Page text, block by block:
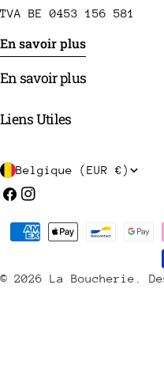
TVA BE 0453 156 581
En savoir plus
En savoir plus
Liens Utiles
P
a
/
Belgique (EUR €)
Facebook
Instagram
© 2026 La Boucherie
Méthodes
payement